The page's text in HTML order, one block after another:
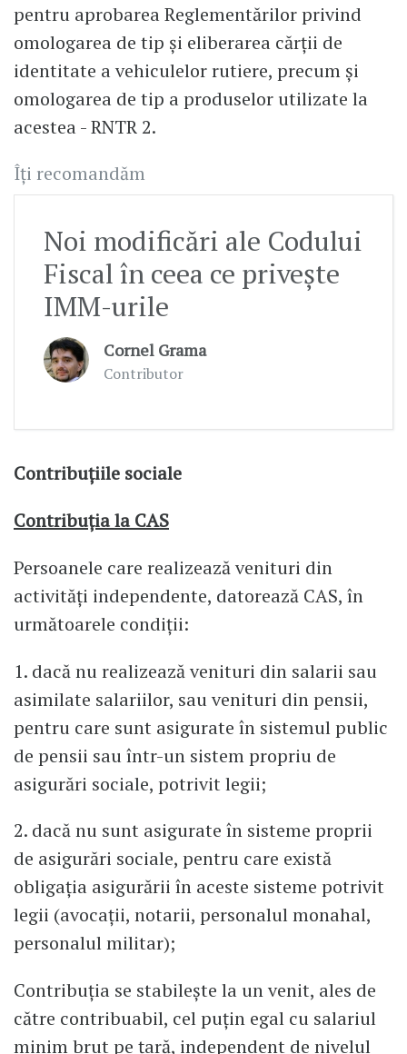
pentru aprobarea Reglementărilor privind
omologarea de tip şi eliberarea cărţii de
identitate a vehiculelor rutiere, precum şi
omologarea de tip a produselor utilizate la
acestea - RNTR 2.
Îți recomandăm
Noi modificări ale Codului
Fiscal în ceea ce privește
IMM-urile
Cornel Grama
Contributor
Contribuţiile sociale
Contribuţia la CAS
Persoanele care realizează venituri din
activităţi independente, datorează CAS, în
următoarele condiţii:
1. dacă nu realizează venituri din salarii sau
asimilate salariilor, sau venituri din pensii,
pentru care sunt asigurate în sistemul public
de pensii sau într-un sistem propriu de
asigurări sociale, potrivit legii;
2. dacă nu sunt asigurate în sisteme proprii
de asigurări sociale, pentru care există
obligaţia asigurării în aceste sisteme potrivit
legii (avocaţii, notarii, personalul monahal,
personalul militar);
Contribuţia se stabileşte la un venit, ales de
către contribuabil, cel puţin egal cu salariul
minim brut pe ţară, independent de nivelul